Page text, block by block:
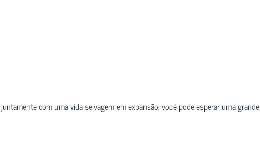
com uma vida selvagem em expansão, você pode esperar uma grande